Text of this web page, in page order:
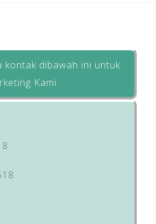
kontak dibawah ini untuk
Kami.